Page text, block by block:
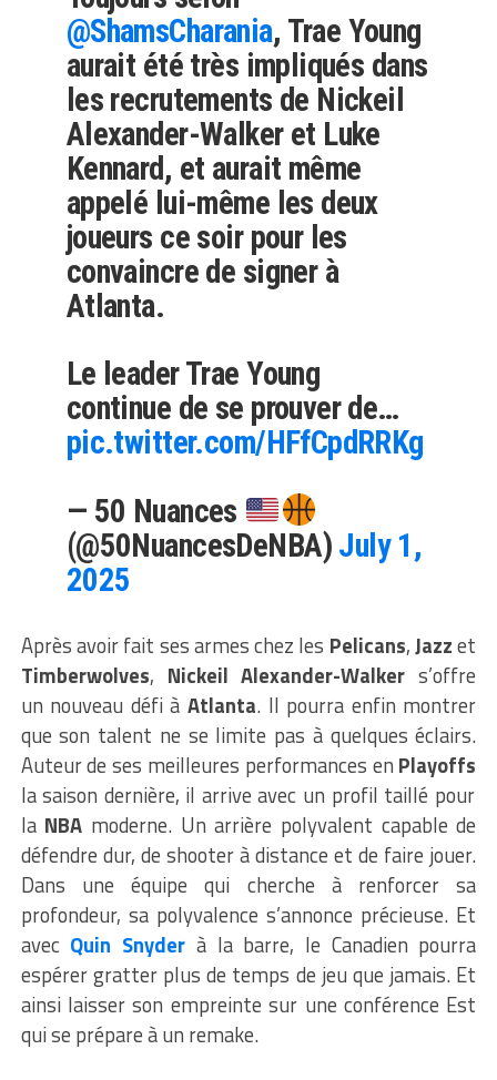
@ShamsCharania, Trae Young
aurait été très impliqués dans
les recrutements de Nickeil
Alexander-Walker et Luke
Kennard, et aurait même
appelé lui-même les deux
joueurs ce soir pour les
convaincre de signer à
Atlanta.
Le leader Trae Young
continue de se prouver de…
pic.twitter.com/HFfCpdRRKg
— 50 Nuances
(@50NuancesDeNBA) July 1,
2025
Après avoir fait ses armes chez les Pelicans,Jazzet
Timberwolves, Nickeil Alexander-Walker s’offre
un nouveau défi à Atlanta. Il pourra enfin montrer
que son talent ne se limite pas à quelques éclairs.
Auteur de ses meilleures performances en Playoffs
la saison dernière, il arrive avec un profil taillé pour
la NBA moderne. Un arrière polyvalent capable de
défendre dur, de shooter à distance et de faire jouer.
Dans une équipe qui cherche à renforcer sa
profondeur, sa polyvalence s’annonce précieuse. Et
avec Quin Snyder à la barre, le Canadien pourra
espérer gratter plus de temps de jeu que jamais. Et
ainsi laisser son empreinte sur une conférence Est
qui se prépare à un remake.